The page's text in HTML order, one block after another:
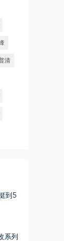
清
到5
系列